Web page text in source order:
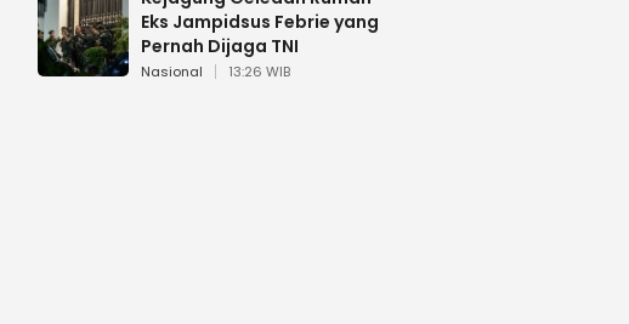
Eks Jampidsus Febrie yang
Pernah Dijaga TNI
Nasional 13:26 WIB